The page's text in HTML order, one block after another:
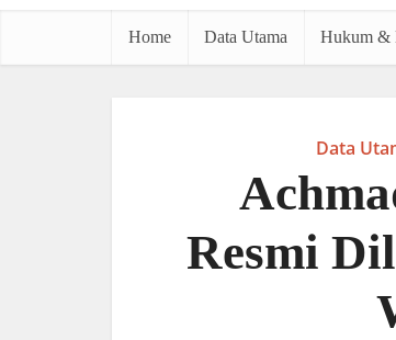
Home Data Utama Hukum &
Data
Resmi